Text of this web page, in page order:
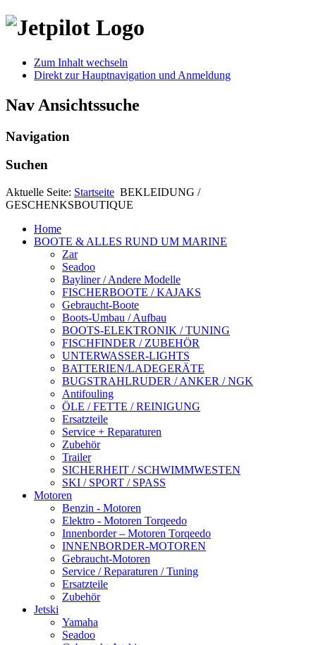
Zum Inhalt wechseln
Direkt zur Hauptnavigation und Anmeldung
Nav Ansichtssuche
Navigation
Suchen
Aktuelle Seite: Startseite BEKLEIDUNG /
GESCHENKSBOUTIQUE
Home
BOOTE & ALLES RUND UM MARINE
Zar
Seadoo
Bayliner / Andere Modelle
FISCHERBOOTE / KAJAKS
Gebraucht-Boote
Boots-Umbau / Aufbau
BOOTS-ELEKTRONIK / TUNING
FISCHFINDER / ZUBEHÖR
UNTERWASSER-LIGHTS
BATTERIEN/LADEGERÄTE
BUGSTRAHLRUDER / ANKER / NGK
Antifouling
ÖLE / FETTE / REINIGUNG
Ersatzteile
Service + Reparaturen
Zubehör
Trailer
SICHERHEIT / SCHWIMMWESTEN
SKI / SPORT / SPASS
Motoren
Benzin - Motoren
Elektro - Motoren Torqeedo
Innenborder – Motoren Torqeedo
INNENBORDER-MOTOREN
Gebraucht-Motoren
Service / Reparaturen / Tuning
Ersatzteile
Zubehör
Jetski
Yamaha
Seadoo